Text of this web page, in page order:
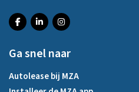
Ga snel naar
Autolease bij MZA